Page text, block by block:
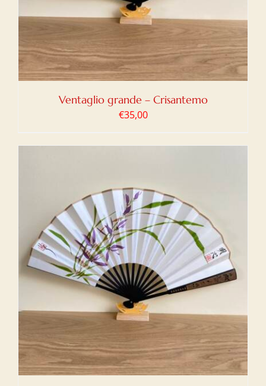
Ventaglio grande – Crisantemo
€35,00